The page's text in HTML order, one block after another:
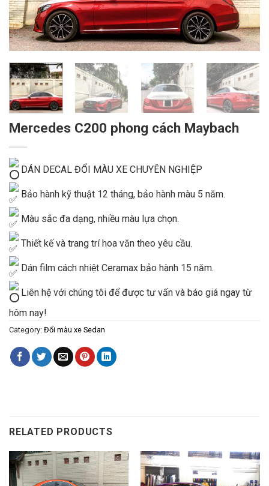
Mercedes C200 phong cách Maybach
DÁN DECAL ĐỔI MÀU XE CHUYÊN NGHIỆP
Bảo hành kỹ thuật 12 tháng, bảo hành màu 5 năm.
Màu sắc đa dạng, nhiều màu lựa chọn.
Thiết kế và trang trí hoa văn theo yêu cầu.
Dán film cách nhiệt Ceramax bảo hành 15 năm.
Liên hệ với chúng tôi để được tư vấn và báo giá ngay từ
hôm nay!
Category: Đổi màu xe Sedan
RELATED PRODUCTS